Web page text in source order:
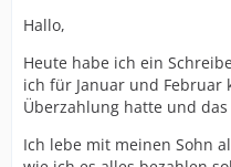
Hallo,
Heute habe ich ein
ich für Januar und Februar
Überzahlung hatte und
Ich lebe mit meinen Sohn